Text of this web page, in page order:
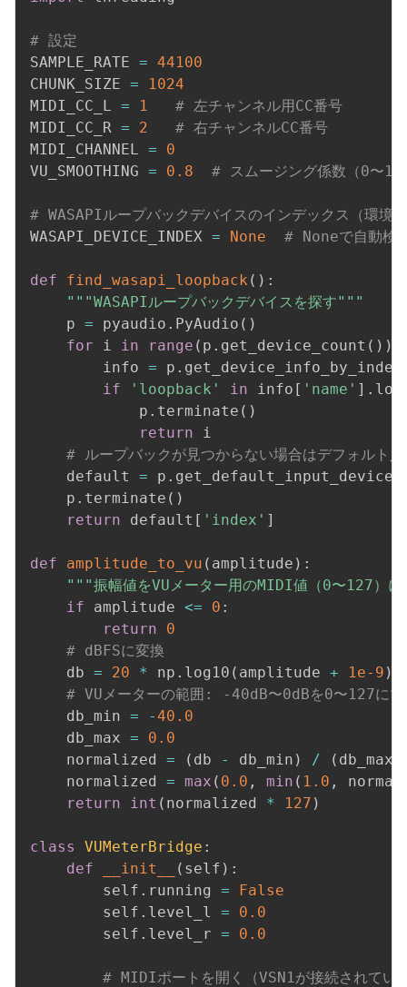
# 設定
SAMPLE_RATE = 44100
CHUNK_SIZE =
1024
MIDI_CC_L = 1
# 左チャンネル用CC番号
MIDI_CC_R = 2
# 右チャンネルCC番号
MIDI_CHANNEL =
0
VU_SMOOTHING = 0.8 # スムージング係数（0〜1）
# WASAPIループバックデバイスのインデックス（環境
WASAPI_DEVICE_INDEX = None # Noneで自動検
def find_wasapi_loopback ( ) :
"""WASAPIループバックデバイスを探す"""
    p
= pyaudio . PyAudio ( )
for i in range ( p . get_device_count ( ) )
        info
= p . get_device_info_by_index
if
'loopback' in info [ 'name' ] .
            p
. terminate ( )
return i
# ループバックが見つからない場合はデフォルト
    default
= p .
    p
. terminate ( )
return default [ 'index' ]
def amplitude_to_vu ( amplitude ) :
"""振幅値をVUメーター用のMIDI値（0〜127）
if amplitude <= 0 :
return
0
# dBFSに変換
    db
= 20 * np . log10 ( amplitude + 1e-9 )
# VUメーターの範囲: -40dB〜0dBを0〜127にマ
    db_min
= -40.0
    db_max
=
0.0
    normalized
= ( db - db_min ) / ( db_max
    normalized
= max ( 0.0 , min ( 1.0 ,
return
int ( normalized * 127 )
class VUMeterBridge :
def
__init__ ( self ) :
        self
. running =
False
        self
. level_l =
0.0
        self
. level_r = 0.0
# MIDIポートを開く（VSN1が接続されてい